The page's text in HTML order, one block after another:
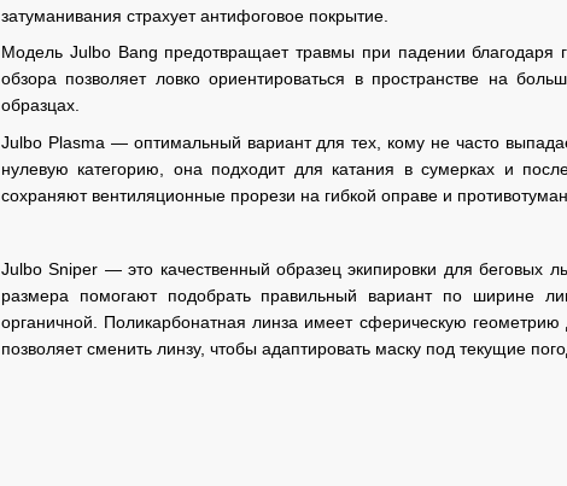
затуманивания страхует антифоговое покрытие.
Модель Julbo Bang предотвращает травмы при падении
обзора позволяет ловко ориентироваться в пространстве на
образцах.
Julbo Plasma — оптимальный вариант для тех, кому не часто
нулевую категорию, она подходит для катания в сумерках и
сохраняют вентиляционные прорези на гибкой оправе и
Julbo Sniper — это качественный образец экипировки для беговых
размера помогают подобрать правильный вариант по ширине
органичной. Поликарбонатная линза имеет сферическую
позволяет сменить линзу, чтобы адаптировать маску под текущие